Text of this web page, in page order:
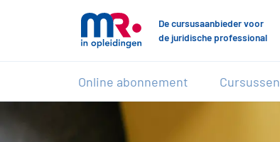
De cursusaanbieder voor
de juridische professional
Online abonnement Cursussen